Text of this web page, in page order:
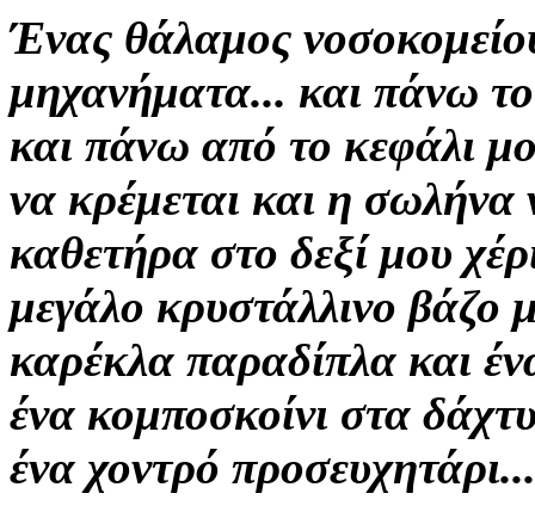
Ένας θάλαμος
μηχανήματα... και πάνω
και πάνω από το κεφάλι
να κρέμεται και η σωλήνα
καθετήρα στο δεξί μου
μεγάλο κρυστάλλινο βάζο
καρέκλα παραδίπλα και
ένα κομποσκοίνι στα
ένα χοντρό προσευχητάρι...